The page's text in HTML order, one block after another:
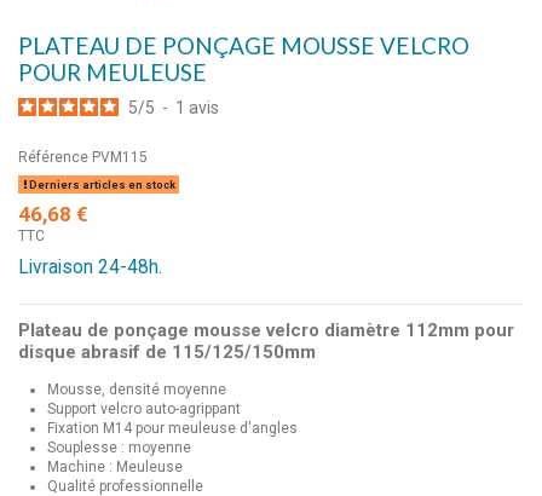
PLATEAU DE PONÇAGE MOUSSE VELCRO
POUR MEULEUSE
5/5 - 1 avis
Référence PVM115
Derniers articles en stock
46,68 €
TTC
Livraison 24-48h.
Plateau de ponçage mousse velcro diamètre 112mm pour
disque abrasif de 115/125/150mm
Mousse, densité moyenne
Support velcro auto-agrippant
Fixation M14 pour meuleuse d'angles
Souplesse : moyenne
Machine : Meuleuse
Qualité professionnelle